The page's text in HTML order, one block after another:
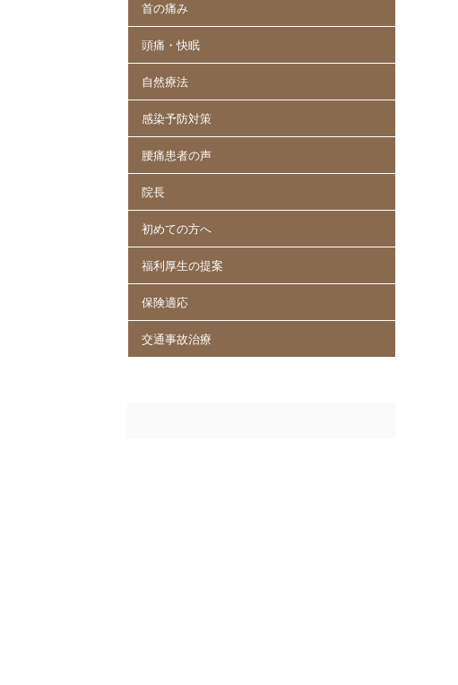
首の痛み
頭痛・快眠
自然療法
感染予防対策
腰痛患者の声
院長
初めての方へ
福利厚生の提案
保険適応
交通事故治療